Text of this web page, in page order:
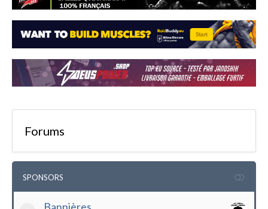
Forums
SPONSORS